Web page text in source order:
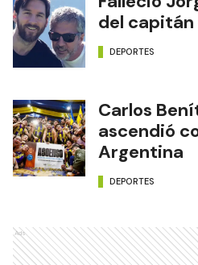
del
DEPORTES
Carlos
ascendió
Argentina
DEPORTES
Ads